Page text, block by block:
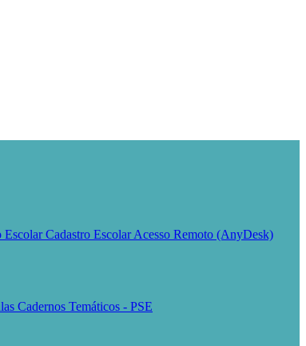
EscolarCadastro EscolarAcesso Remoto (AnyDesk)
Cadernos Temáticos - PSE